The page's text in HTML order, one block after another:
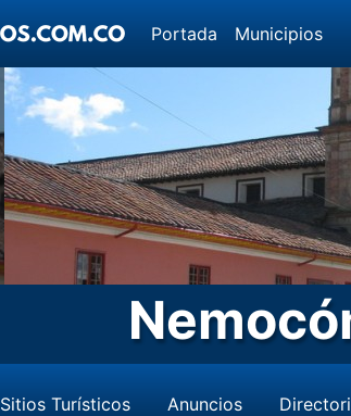
Portada Municipios
Sitios Turísticos Anuncios